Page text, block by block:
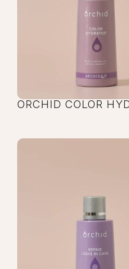
ORCHID COLOR